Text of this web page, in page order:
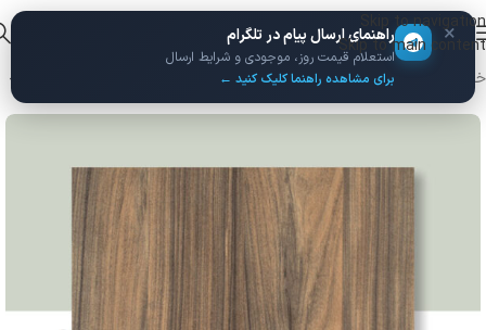
Skip to navigation
Skip to main content
خانه
/MDF هایگلاس /پلی گلاس فومنات
× راهنمای ارسال پیام در تلگرام
استعلام قیمت روز، موجودی و شرایط ارسال
برای مشاهده راهنما کلیک کنید ←